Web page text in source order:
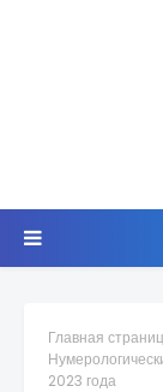
Главная
2023 года